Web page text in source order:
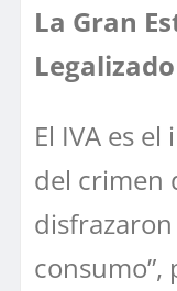
La Gran
Legalizado
El IVA es
del crimen
consumo”,